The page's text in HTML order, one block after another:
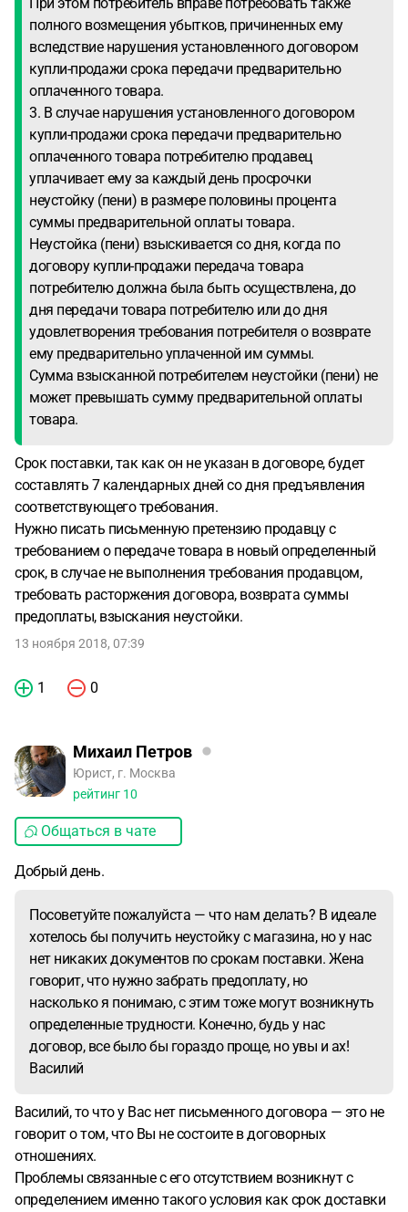
полного возмещения убытков, причиненных ему
вследствие нарушения установленного договором
купли-продажи срока передачи предварительно
оплаченного товара.
3. В случае нарушения установленного договором
купли-продажи срока передачи предварительно
оплаченного товара потребителю продавец
уплачивает ему за каждый день просрочки
неустойку (пени) в размере половины процента
суммы предварительной оплаты товара.
Неустойка (пени) взыскивается со дня, когда по
договору купли-продажи передача товара
потребителю должна была быть осуществлена, до
дня передачи товара потребителю или до дня
удовлетворения требования потребителя о возврате
ему предварительно уплаченной им суммы.
Сумма взысканной потребителем неустойки (пени) не
может превышать сумму предварительной оплаты
товара.
Срок поставки, так как он не указан в договоре, будет
составлять 7 календарных дней со дня предъявления
соответствующего требования.
Нужно писать письменную претензию продавцу с
требованием о передаче товара в новый определенный
срок, в случае не выполнения требования продавцом,
требовать расторжения договора, возврата суммы
предоплаты, взыскания неустойки.
13 ноября 2018, 07:39
1 0
Михаил Петров
Юрист, г. Москва
рейтинг 10
Общаться в чате
Добрый день.
Посоветуйте пожалуйста — что нам делать? В идеале
хотелось бы получить неустойку с магазина, но у нас
нет никаких документов по срокам поставки. Жена
говорит, что нужно забрать предоплату, но
насколько я понимаю, с этим тоже могут возникнуть
определенные трудности. Конечно, будь у нас
договор, все было бы гораздо проще, но увы и ах!
Василий
Василий, то что у Вас нет письменного договора — это не
говорит о том, что Вы не состоите в договорных
отношениях.
Проблемы связанные с его отсутствием возникнут с
определением именно такого условия как срок доставки